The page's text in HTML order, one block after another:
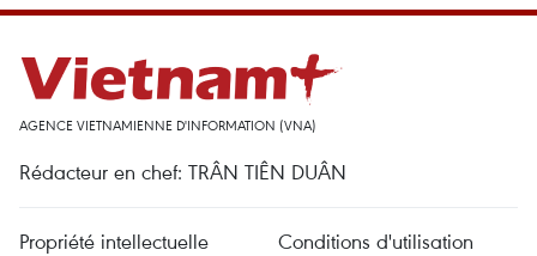
AGENCE VIETNAMIENNE D'INFORMATION (VNA)
Rédacteur en chef: TRÂN TIÊN DUÂN
Propriété intellectuelle
Conditions d'utilisation